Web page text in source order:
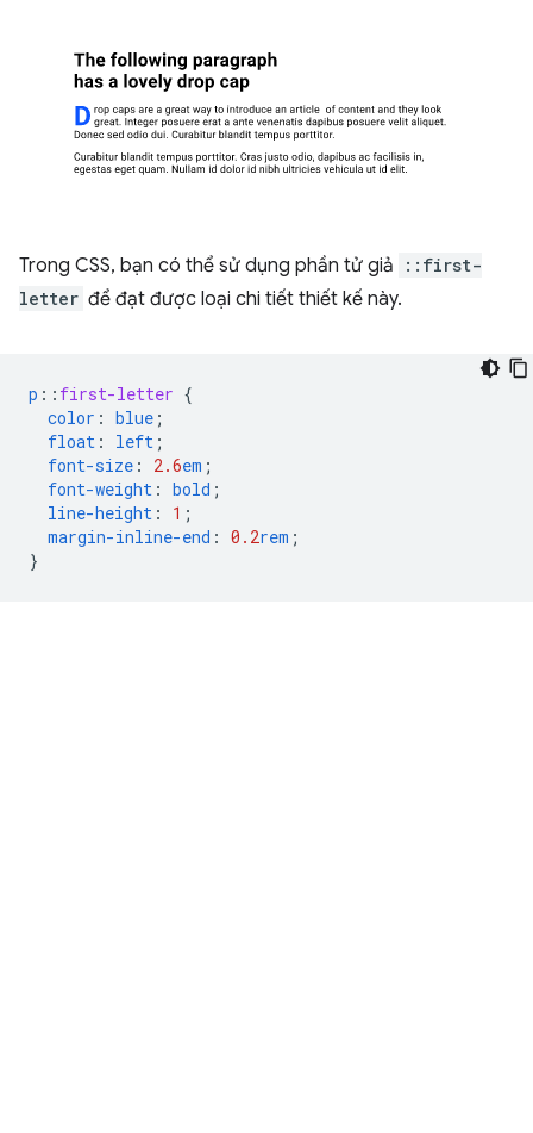
Trong CSS, bạn có thể sử dụng phần tử giả
::first-
letter để đạt được loại chi tiết thiết kế này.
p :: first-letter {
color : blue ;
float : left ;
font-size : 2.6em ;
font-weight : bold ;
line-height : 1 ;
margin-inline-end : 0.2rem ;
}